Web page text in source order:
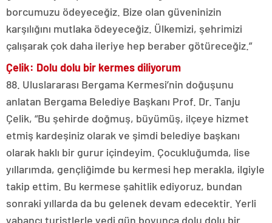
borcumuzu ödeyeceğiz. Bize olan güveninizin
karşılığını mutlaka ödeyeceğiz. Ülkemizi, şehrimizi
çalışarak çok daha ileriye hep beraber götüreceğiz.”
Çelik: Dolu dolu bir kermes diliyorum
88. Uluslararası Bergama Kermesi’nin doğuşunu
anlatan Bergama Belediye Başkanı Prof. Dr. Tanju
Çelik, “Bu şehirde doğmuş, büyümüş, ilçeye hizmet
etmiş kardeşiniz olarak ve şimdi belediye başkanı
olarak haklı bir gurur içindeyim. Çocukluğumda, lise
yıllarımda, gençliğimde bu kermesi hep merakla, ilgiyle
takip ettim. Bu kermese şahitlik ediyoruz, bundan
sonraki yıllarda da bu gelenek devam edecektir. Yerli
yabancı turistlerle yedi gün boyunca dolu dolu bir